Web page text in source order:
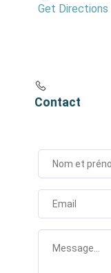
Get Directions
Contact